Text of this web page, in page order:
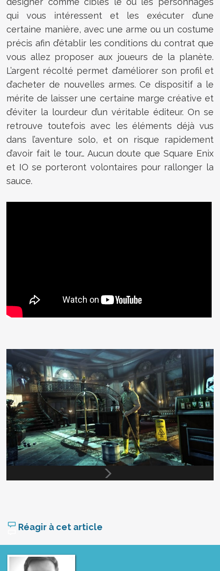
qui vous intéressent et les exécuter d’une
certaine manière, avec une arme ou un costume
précis afin d’établir les conditions du contrat que
vous allez proposer aux joueurs de la planète.
L’argent récolté permet d’améliorer son profil et
d’acheter de nouvelles armes. Ce dispositif a le
mérite de laisser une certaine marge créative et
d’éviter la lourdeur d’un véritable éditeur. On se
retrouve toutefois avec les éléments déjà vus
dans l’aventure solo, et on risque rapidement
d’avoir fait le tour… Aucun doute que Square Enix
et IO se porteront volontaires pour rallonger la
sauce.
Réagir à cet article